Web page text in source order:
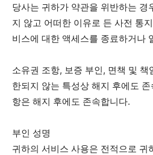
당사는 귀하가 약관을 위반하는 경
지 않고 어떠한 이유로 든 사전 통
비스에 대한 액세스를 종료하거나
소유권 조항, 보증 부인, 면책 및
한되지 않는 특성상 해지 후에도
항은 해지 후에도 존속합니다.
부인 성명
귀하의 서비스 사용은 전적으로 귀